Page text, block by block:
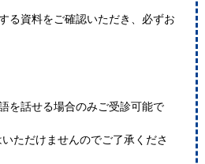
る資料をご確認いただき、必ずお
を話せる場合のみご受診可能で
ただけませんのでご了承くださ